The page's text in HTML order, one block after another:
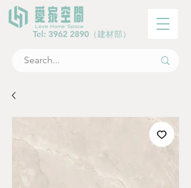
Tel: 3962 2890 （建材部）